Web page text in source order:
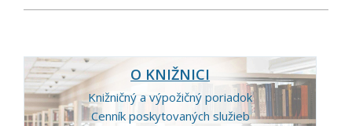
O KNIŽNICI
Knižničný a výpožičný poriadok
Cenník poskytovaných služieb